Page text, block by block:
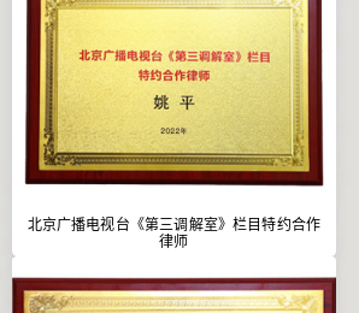
北京广播电视台《第三调解室》栏目特约合作
律师